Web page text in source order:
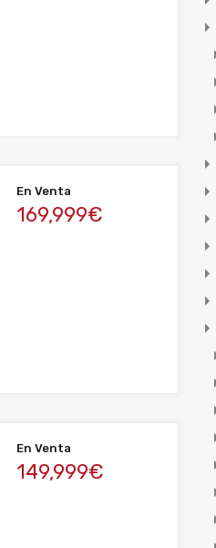
En Venta
169,999€
En Venta
149,999€